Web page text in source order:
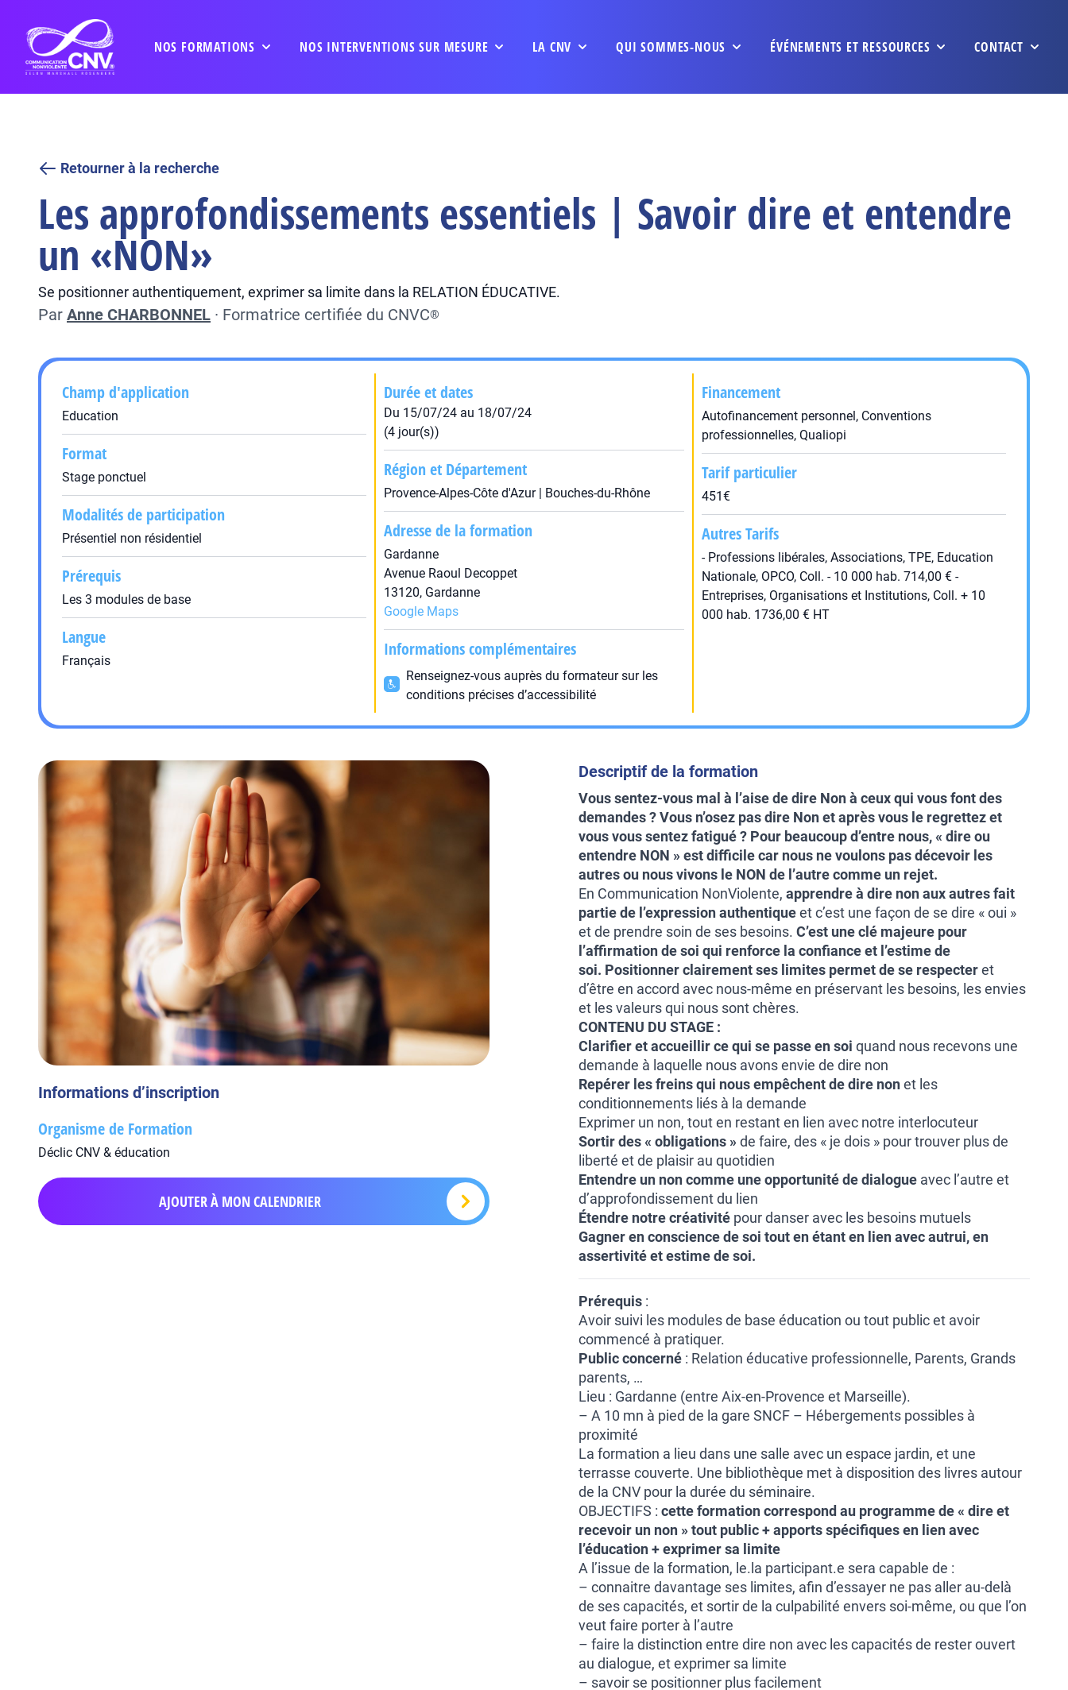
NOS FORMATIONS NOS INTERVENTIONS SUR MESURE LA CNV QUI SOMMES-NOUS ÉVÉNEMENTS ET RESSOURCES CONTACT
Retourner à la recherche
Les approfondissements essentiels | Savoir dire et entendre
un «NON»
Se positionner authentiquement, exprimer sa limite dans la RELATION ÉDUCATIVE.
Par Anne CHARBONNEL · Formatrice certifiée du CNVC®
Champ d'application
Education
Format
Stage ponctuel
Modalités de participation
Présentiel non résidentiel
Prérequis
Les 3 modules de base
Langue
Français
Durée et dates
Du 15/07/24 au 18/07/24
(4 jour(s))
Région et Département
Provence-Alpes-Côte d'Azur | Bouches-du-Rhône
Adresse de la formation
Gardanne
Avenue Raoul Decoppet
13120, Gardanne
Google Maps
Informations complémentaires
Renseignez-vous auprès du formateur sur les
conditions précises d’accessibilité
Financement
Autofinancement personnel, Conventions
professionnelles, Qualiopi
Tarif particulier
451€
Autres Tarifs
- Professions libérales, Associations, TPE, Education
Nationale, OPCO, Coll. - 10 000 hab. 714,00 € -
Entreprises, Organisations et Institutions, Coll. + 10
000 hab. 1736,00 € HT
Informations d’inscription
Organisme de Formation
Déclic CNV & éducation
AJOUTER À MON CALENDRIER
Descriptif de la formation
Vous sentez-vous mal à l’aise de dire Non à ceux qui vous font des
demandes ? Vous n’osez pas dire Non et après vous le regrettez et
vous vous sentez fatigué ? Pour beaucoup d’entre nous, « dire ou
entendre NON » est difficile car nous ne voulons pas décevoir les
autres ou nous vivons le NON de l’autre comme un rejet.
En Communication NonViolente, apprendre à dire non aux autres fait
partie de l’expression authentiqueet c’est une façon de se dire « oui »
et de prendre soin de ses besoins. C’est une clé majeure pour
l’affirmation de soi qui renforce la confiance et l’estime de
soi. Positionner clairement ses limites permet de se respecteret
d’être en accord avec nous-même en préservant les besoins, les envies
et les valeurs qui nous sont chères.
CONTENU DU STAGE :
Clarifier et accueillir ce qui se passe en soi quand nous recevons une
demande à laquelle nous avons envie de dire non
Repérer les freins qui nous empêchent de dire nonet les
conditionnements liés à la demande
Exprimer un non, tout en restant en lien avec notre interlocuteur
Sortir des « obligations »de faire, des « je dois » pour trouver plus de
liberté et de plaisir au quotidien
Entendre un non comme une opportunité de dialogue avec l’autre et
d’approfondissement du lien
Étendre notre créativité pour danser avec les besoins mutuels
Gagner en conscience de soi tout en étant en lien avec autrui, en
assertivité et estime de soi.
Prérequis :
Avoir suivi les modules de base éducation ou tout public et avoir
commencé à pratiquer.
Public concerné : Relation éducative professionnelle, Parents, Grands
parents, …
Lieu : Gardanne (entre Aix-en-Provence et Marseille).
– A 10 mn à pied de la gare SNCF – Hébergements possibles à
proximité
La formation a lieu dans une salle avec un espace jardin, et une
terrasse couverte. Une bibliothèque met à disposition des livres autour
de la CNV pour la durée du séminaire.
OBJECTIFS : cette formation correspond au programme de « dire et
recevoir un non » tout public + apports spécifiques en lien avec
l’éducation + exprimer sa limite
A l’issue de la formation, le.la participant.e sera capable de :
– connaitre davantage ses limites, afin d’essayer ne pas aller au-delà
de ses capacités, et sortir de la culpabilité envers soi-même, ou que l’on
veut faire porter à l’autre
– faire la distinction entre dire non avec les capacités de rester ouvert
au dialogue, et exprimer sa limite
– savoir se positionner plus facilement